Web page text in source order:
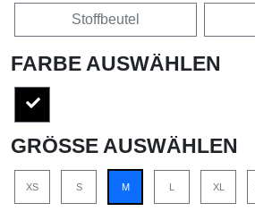
Stoffbeutel
FARBE AUSWÄHLEN
GRÖSSE AUSWÄHLEN
XS S M L XL